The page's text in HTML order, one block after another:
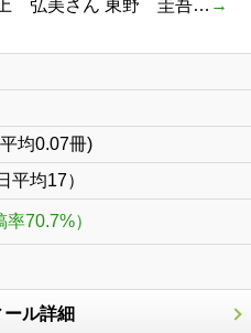
弘美さん 東野 圭吾… →
均0.07冊)
平均17）
70.7%）
ル詳細